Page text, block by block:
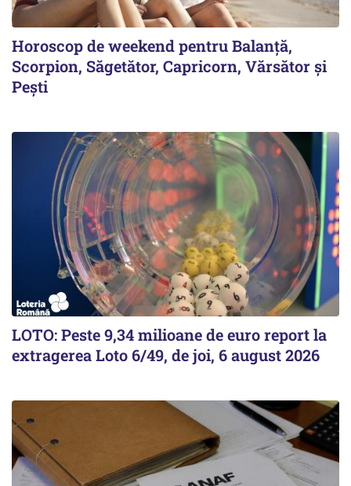
Horoscop de weekend pentru Balanță,
Scorpion, Săgetător, Capricorn, Vărsător și
Pești
LOTO: Peste 9,34 milioane de euro report la
extragerea Loto 6/49, de joi, 6 august 2026